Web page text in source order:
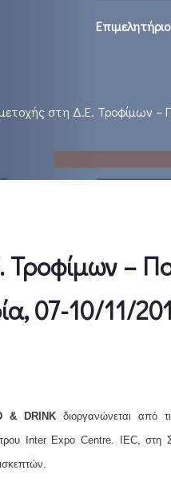
στη Δ.Ε. Τροφίμων –
–
07-10/11/
& DRINK διοργανώνεται από
Inter Expo Centre. IEC, στη